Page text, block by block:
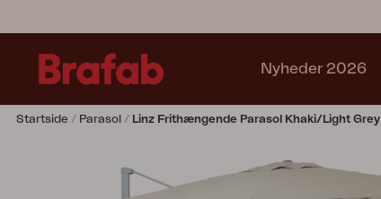
Nyheder 2026
Startside Parasol Linz Frithængende Parasol Khaki/Light Grey